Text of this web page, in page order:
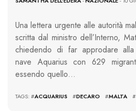
Una lettera urgente alle autorità
scritta dal ministro dell’Interno,
chiedendo di far approdare
nave Aquarius con 629
essendo quello…
TAGS: #ACQUARIUS #DECARO #MALTA #